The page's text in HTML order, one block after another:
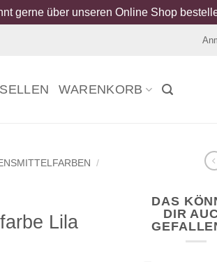
gerne über unseren Online Shop
WARENKORB
/
Lila
DAS
DIR